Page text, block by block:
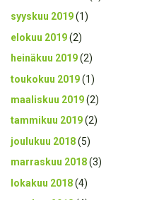
syyskuu 2019(1)
elokuu 2019(2)
heinäkuu 2019(2)
toukokuu 2019(1)
maaliskuu 2019(2)
tammikuu 2019(2)
joulukuu 2018(5)
marraskuu 2018(3)
lokakuu 2018(4)